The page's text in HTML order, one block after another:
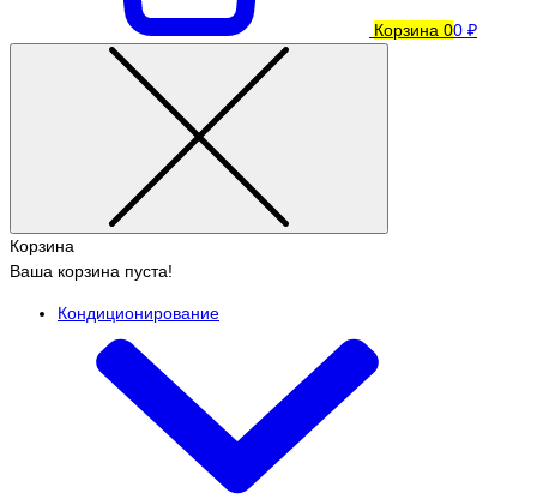
Корзина 00 ₽
Корзина
Ваша корзина пуста!
Кондиционирование